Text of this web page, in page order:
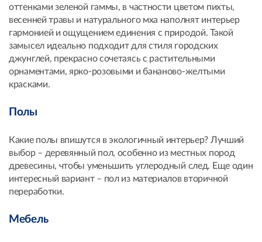
оттенками зеленой гаммы, в частности цветом пихты,
весенней травы и натурального мха наполнят интерьер
гармонией и ощущением единения с природой. Такой
замысел идеально подходит для стиля городских
джунглей, прекрасно сочетаясь с растительными
орнаментами, ярко-розовыми и бананово-желтыми
красками.
Полы
Какие полы впишутся в экологичный интерьер? Лучший
выбор – деревянный пол, особенно из местных пород
древесины, чтобы уменьшить углеродный след. Еще один
интересный вариант – пол из материалов вторичной
переработки.
Мебель